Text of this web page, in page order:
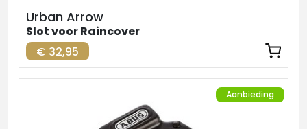
Urban Arrow
Slot voor Raincover
€ 32,95
Aanbieding